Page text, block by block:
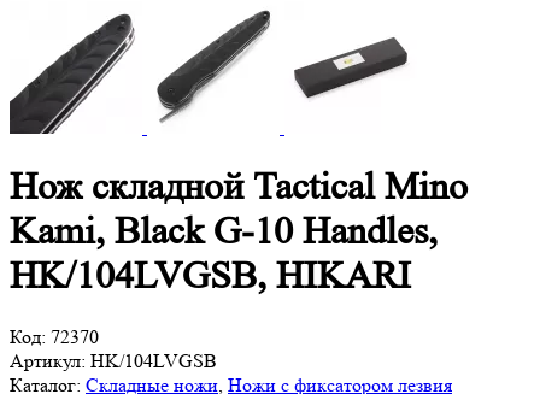
Нож складной Tactical Mino
Kami, Black G-10 Handles,
HK/104LVGSB, HIKARI
Код: 72370
Артикул: HK/104LVGSB
Каталог: Складные ножи Ножи с фиксатором лезвия